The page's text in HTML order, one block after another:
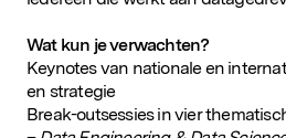
Wat kun je verwachten?
Keynotes van nationale en
en strategie
Break-outsessies in vier